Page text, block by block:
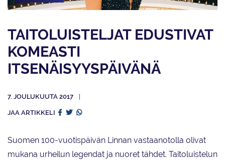
TAITOLUISTELJAT EDUSTIVAT
KOMEASTI
ITSENÄISYYSPÄIVÄNÄ
7. JOULUKUUTA 2017
JAA ARTIKKELI
Suomen 100-vuotispäivän Linnan vastaanotolla olivat
mukana urheilun legendat ja nuoret tähdet. Taitoluistelun